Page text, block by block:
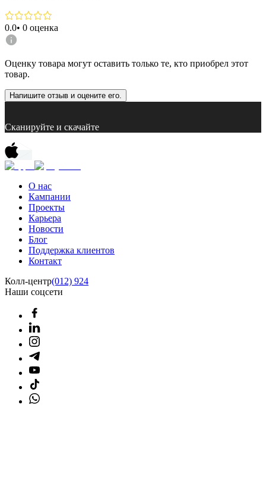
0.0• 0 оценка
Оценку товара могут оставить только те, кто приобрел этот
товар.
Напишите отзыв и оцените его.
Сканируйте и скачайте
О нас
Кампании
Проекты
Карьера
Новости
Блог
Поддержка клиентов
Контакт
Колл-центр(012) 924
Наши соцсети